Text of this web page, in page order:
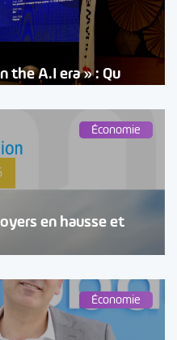
the A.I era » : Qu
Économie
en hausse et
Économie